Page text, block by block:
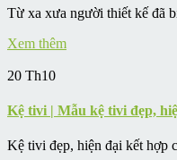
Từ xa xưa người thiết kế đã
Xem thêm
20 Th10
Kệ tivi | Mẫu kệ tivi đẹp,
Kệ tivi đẹp, hiện đại kết hợp